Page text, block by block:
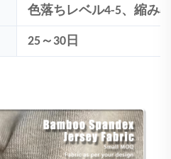
色落ちレベル4-5、縮み
25～30日